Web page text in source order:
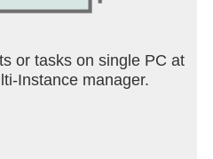
or tasks on single PC at
Instance manager.